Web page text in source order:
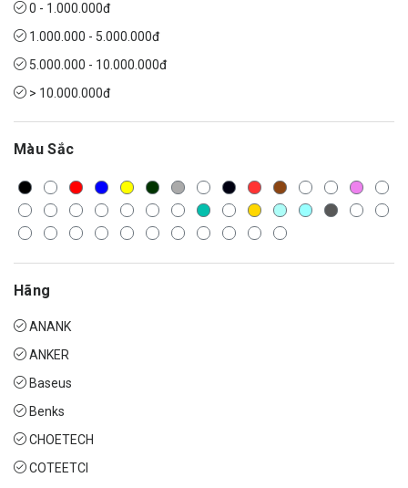
0 - 1.000.000đ
1.000.000 - 5.000.000đ
5.000.000 - 10.000.000đ
> 10.000.000đ
Màu Sắc
Hãng
ANANK
ANKER
Baseus
Benks
CHOETECH
COTEETCI